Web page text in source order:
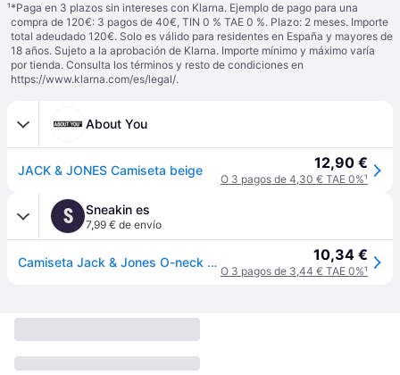
¹*Paga en 3 plazos sin intereses con Klarna. Ejemplo de pago para una
compra de 120€: 3 pagos de 40€, TIN 0 % TAE 0 %. Plazo: 2 meses. Importe
total adeudado 120€. Solo es válido para residentes en España y mayores de
18 años. Sujeto a la aprobación de Klarna. Importe mínimo y máximo varía
por tienda. Consulta los términos y resto de condiciones en
https://www.klarna.com/es/legal/.
About You
JACK & JONES Camiseta beige 12,90 €
O 3 pagos de 4,30 € TAE 0%¹
S Sneakin es
7,99 € de envío
Camiseta Jack & Jones O-neck Organic basic - Marron 10,34 €
O 3 pagos de 3,44 € TAE 0%¹